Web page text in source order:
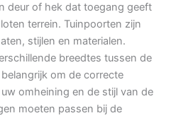
deur of hek dat toegang geeft
terrein. Tuinpoorten zijn
stijlen en materialen.
breedtes tussen de
om de correcte
omheining en de stijl van de
moeten passen bij de